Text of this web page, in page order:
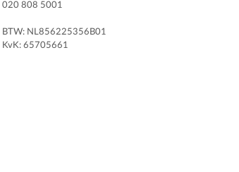
020 808 5001
BTW: NL856225356B01
KvK: 65705661